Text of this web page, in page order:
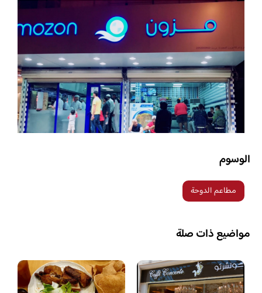
الوسوم
مطاعم الدوحة
مواضيع ذات صلة